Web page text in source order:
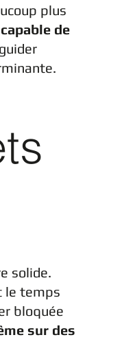
plus
de
solide.
le temps
bloquée
sur des